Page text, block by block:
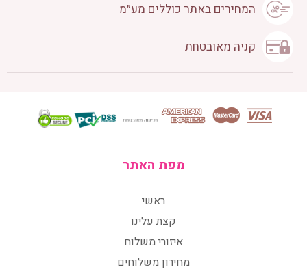
המחירים באתר כוללים מע״מ
קניה מאובטחת
מפת האתר
ראשי
קצת עלינו
איזורי משלוח
מחירון משלוחים